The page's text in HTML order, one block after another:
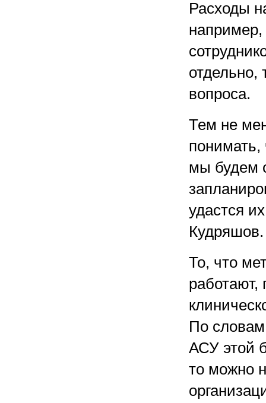
Расходы
например,
отдельно,
вопроса.
Тем не
мы будем
удастся
Кудряшов.
То, что
работают,
По
АСУ этой
то можно